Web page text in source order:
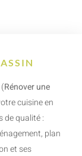
Rénover une
cuisine en
de qualité :
plan
et ses